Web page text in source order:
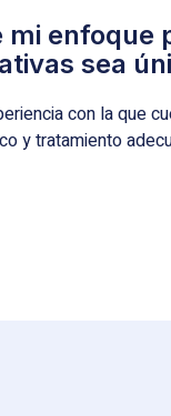
mi enfoque
sea
con la que
y tratamiento